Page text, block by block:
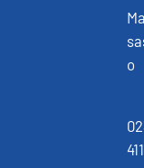
o
411